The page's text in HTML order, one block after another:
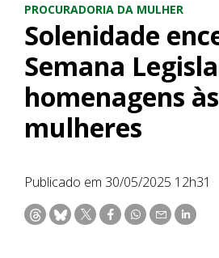
PROCURADORIA DA MULHER
Solenidade
Semana
homenagens às
mulheres
Publicado em 30/05/2025 12h31